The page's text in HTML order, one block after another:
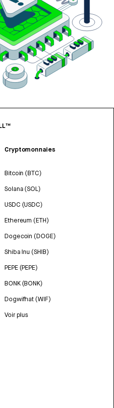
Cryptomonnaies
Bitcoin (BTC)
Solana (SOL)
USDC (USDC)
Ethereum (ETH)
Dogecoin (DOGE)
Shiba Inu (SHIB)
PEPE (PEPE)
BONK (BONK)
Dogwifhat (WIF)
Voir plus